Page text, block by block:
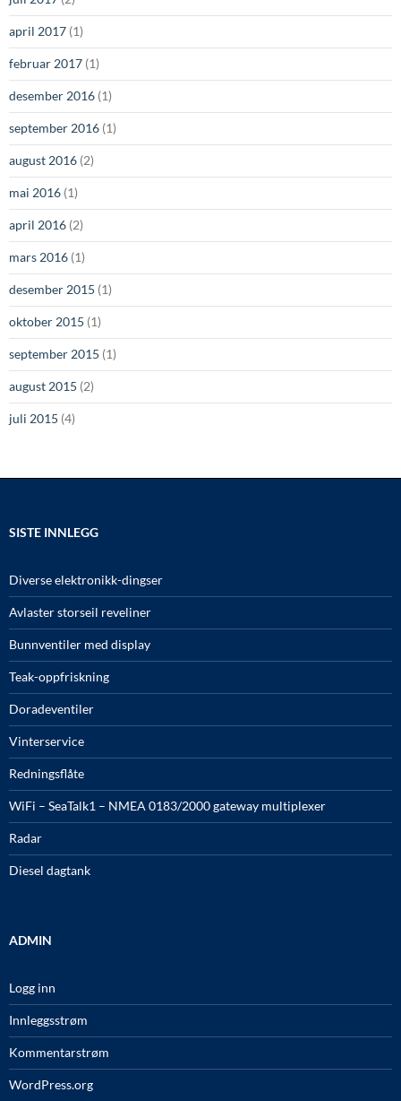
april 2017 (1)
februar 2017 (1)
desember 2016 (1)
september 2016 (1)
august 2016 (2)
mai 2016 (1)
april 2016 (2)
mars 2016 (1)
desember 2015 (1)
oktober 2015 (1)
september 2015 (1)
august 2015 (2)
juli 2015 (4)
SISTE INNLEGG
Diverse elektronikk-dingser
Avlaster storseil reveliner
Bunnventiler med display
Teak-oppfriskning
Doradeventiler
Vinterservice
Redningsflåte
WiFi – SeaTalk1 – NMEA 0183/2000 gateway multiplexer
Radar
Diesel dagtank
ADMIN
Logg inn
Innleggsstrøm
Kommentarstrøm
WordPress.org